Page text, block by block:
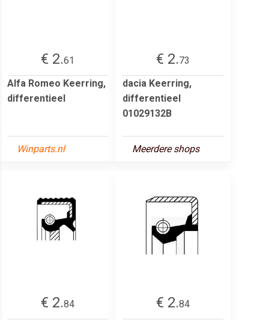
€ 2.61
Alfa Romeo Keerring,
differentieel
Winparts.nl
€ 2.73
dacia Keerring,
differentieel
01029132B
Meerdere shops
€ 2.84
€ 2.84